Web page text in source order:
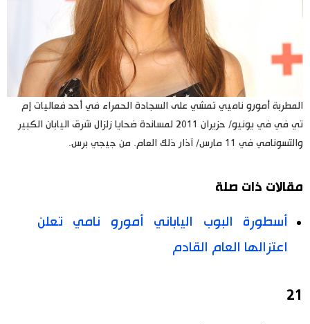
المطربة أمورو ناميي تمشي على السجادة الحمراء في أحد فعاليات إم
تي في في يونيو/ حزيران 2011 لمساندة ضحايا زلزال شرق اليابان الكبير
والتسونامي في 11 مارس/ آذار ذلك العام. من جيجي برس.
مقالات ذات صلة
أسطورة البوب الياباني أمورو نامي تعلن
اعتزالها العام القادم
21